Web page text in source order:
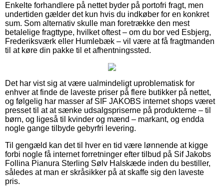
Enkelte forhandlere på nettet byder på portofri fragt, men
undertiden gælder det kun hvis du indkøber for en konkret
sum. Som alternativ skulle man foretrække den mest
betalelige fragttype, hvilket oftest – om du bor ved Esbjerg,
Frederiksværk eller Humlebæk – vil være at få fragtmanden
til at køre din pakke til et afhentningssted.
Det har vist sig at være ualmindeligt uproblematisk for
enhver at finde de laveste priser på flere butikker på nettet,
og følgelig har masser af SIF JAKOBS internet shops været
presset til at at sænke udsalgspriserne på produkterne – til
børn, og ligeså til kvinder og mænd – markant, og endda
nogle gange tilbyde gebyrfri levering.
Til gengæld kan det til hver en tid være lønnende at kigge
forbi nogle få internet forretninger efter tilbud på Sif Jakobs
Follina Pianura Sterling Sølv Halskæde inden du bestiller,
således at man er skråsikker på at skaffe sig den laveste
pris.